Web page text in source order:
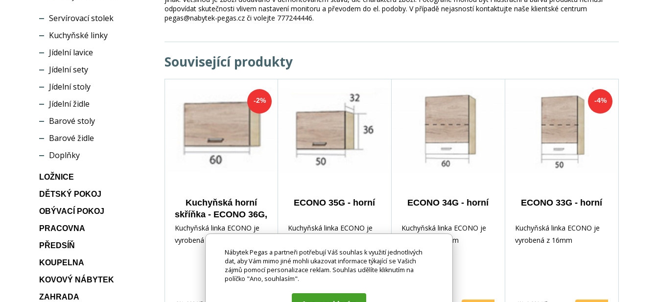
Servírovací stolek
Kuchyňské linky
Jídelní lavice
Jídelní sety
Jídelní stoly
Jídelní židle
Barové stoly
Barové židle
Doplňky
LOŽNICE
DĚTSKÝ POKOJ
OBÝVACÍ POKOJ
PRACOVNA
PŘEDSÍŇ
KOUPELNA
KOVOVÝ NÁBYTEK
ZAHRADA
odpovídat skutečnosti vlivem nastavení monitoru a převodem do el. podoby. V případě nejasností kontaktujte naše klientské centrum
pegas@nabytek-pegas.cz či volejte 777244446.
Související produkty
-2%
Kuchyňská horní
skříňka - ECONO 36G,
Dub sonoma/San
Remo/Bílá
Kuchyňská linka ECONO je
vyrobená z 16mm
laminované dřevotřískové
desky. Hrany jsou pečlivě
zakončeny odolnou PVC
ECONO 35G - horní
Kuchyňská linka ECONO je
laminované dřevotřískové
desky. Hrany jsou pečlivě
zakončeny odolnou PVC
ECONO 34G - horní
Kuchyňská linka ECONO je
vyrobená z 16mm
laminované dřevotřískové
desky. Hrany jsou pečlivě
-4%
ECONO 33G - horní
Kuchyňská linka ECONO je
vyrobená z 16mm
Nábytek Pegas a partneři potřebují Váš souhlas k využití jednotlivých
dat, aby Vám mimo jiné mohli ukazovat informace týkající se Vašich
zájmů pomocí personalizace reklam. Souhlas udělíte kliknutím na
políčko "Ano, souhlasím".